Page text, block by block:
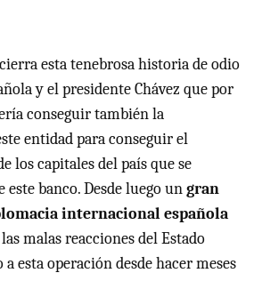
esta tenebrosa historia de odio
y el presidente Chávez que por
conseguir también la
entidad para conseguir el
los capitales del país que se
este banco. Desde luego ungran
internacional española
malas reacciones del Estado
esta operación desde hacer meses